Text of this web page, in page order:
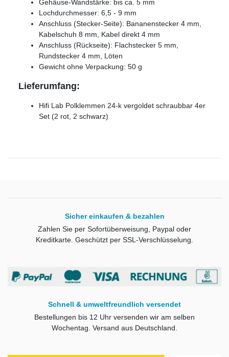
Gehäuse-Wandstärke: bis ca. 5 mm
Lochdurchmesser: 6,5 - 9 mm
Anschluss (Stecker-Seite): Bananenstecker 4 mm,
Kabelschuh 8 mm, Kabel direkt 4 mm
Anschluss (Rückseite): Flachstecker 5 mm,
Rundstecker 4 mm, Löten
Gewicht ohne Verpackung: 50 g
Lieferumfang:
Hifi Lab Polklemmen 24-k vergoldet schraubbar 4er
Set (2 rot, 2 schwarz)
Sicher einkaufen & bezahlen
Zahlen Sie per Sofortüberweisung, Paypal oder
Kreditkarte. Geschützt per SSL-Verschlüsselung.
Schnell & umweltfreundlich versendet
Bestellungen bis 12 Uhr versenden wir am selben
Wochentag. Versand aus Deutschland.